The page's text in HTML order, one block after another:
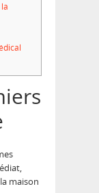
maison